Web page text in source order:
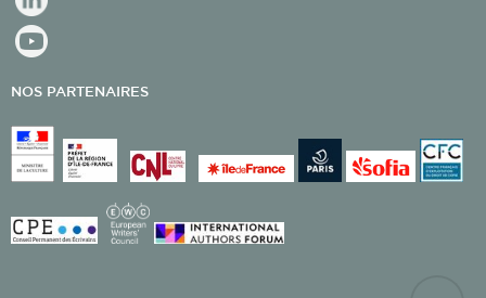
youtube
NOS PARTENAIRES